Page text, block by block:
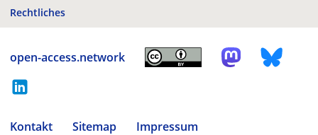
Rechtliches
open-access.network
Kontakt Sitemap
Impressum